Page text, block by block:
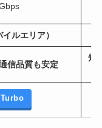
ルエリア）
信品質も安定
短